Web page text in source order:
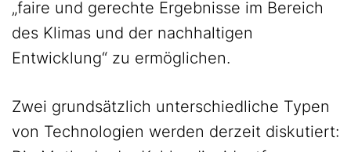
„faire und gerechte Ergebnisse im Bereich
des Klimas und der nachhaltigen
Entwicklung“ zu ermöglichen.
Zwei grundsätzlich unterschiedliche Typen
von Technologien werden derzeit diskutiert: